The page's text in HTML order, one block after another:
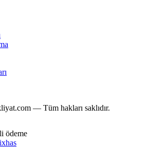
— Tüm hakları saklıdır.
ödeme